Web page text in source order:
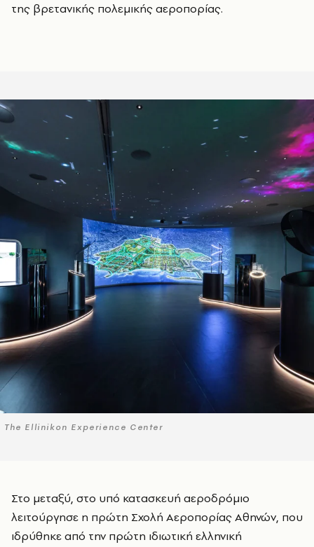
της βρετανικής πολεμικής αεροπορίας.
The Ellinikon Experience Center
Στο μεταξύ, στο υπό κατασκευή αεροδρόμιο
λειτούργησε η πρώτη Σχολή Αεροπορίας Αθηνών, που
ιδρύθηκε από την πρώτη ιδιωτική ελληνική